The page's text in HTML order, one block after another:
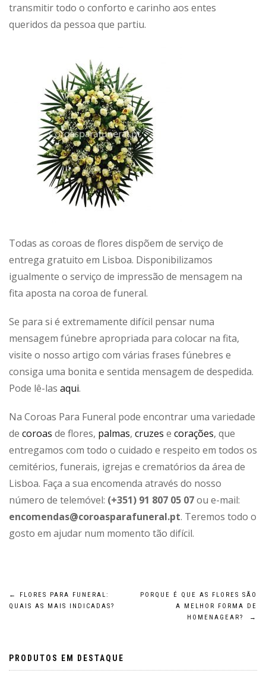
transmitir todo o conforto e carinho aos entes
queridos da pessoa que partiu.
Todas as coroas de flores dispõem de serviço de
entrega gratuito em Lisboa. Disponibilizamos
igualmente o serviço de impressão de mensagem na
fita aposta na coroa de funeral.
Se para si é extremamente difícil pensar numa
mensagem fúnebre apropriada para colocar na fita,
visite o nosso artigo com várias frases fúnebres e
consiga uma bonita e sentida mensagem de despedida.
Pode lê-las aqui.
Na Coroas Para Funeral pode encontrar uma variedade
de coroas de flores, palmas, cruzes e corações, que
entregamos com todo o cuidado e respeito em todos os
cemitérios, funerais, igrejas e crematórios da área de
Lisboa. Faça a sua encomenda através do nosso
número de telemóvel: (+351) 91 807 05 07ou e-mail:
encomendas@coroasparafuneral.pt. Teremos todo o
gosto em ajudar num momento tão difícil.
Navegação
artigos
←
FLORES PARA FUNERAL:
QUAIS AS MAIS INDICADAS?
PORQUE É QUE AS FLORES SÃO
A MELHOR FORMA DE
HOMENAGEAR?
→
PRODUTOS EM DESTAQUE